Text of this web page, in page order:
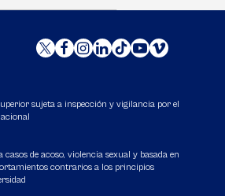
sujeta a inspección y vigilancia por el
de acoso, violencia sexual y basada en
contrarios a los principios